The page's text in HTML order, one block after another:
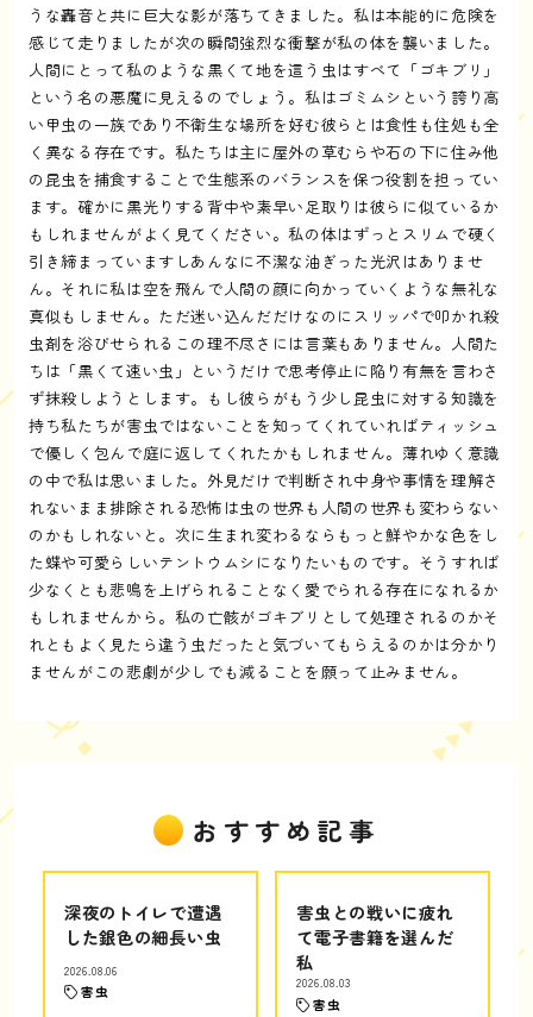
うな轟音と共に巨大な影が落ちてきました。私は本能的に危険を
感じて走りましたが次の瞬間強烈な衝撃が私の体を襲いました。
人間にとって私のような黒くて地を這う虫はすべて「ゴキブリ」
という名の悪魔に見えるのでしょう。私はゴミムシという誇り高
い甲虫の一族であり不衛生な場所を好む彼らとは食性も住処も全
く異なる存在です。私たちは主に屋外の草むらや石の下に住み他
の昆虫を捕食することで生態系のバランスを保つ役割を担ってい
ます。確かに黒光りする背中や素早い足取りは彼らに似ているか
もしれませんがよく見てください。私の体はずっとスリムで硬く
引き締まっていますしあんなに不潔な油ぎった光沢はありませ
ん。それに私は空を飛んで人間の顔に向かっていくような無礼な
真似もしません。ただ迷い込んだだけなのにスリッパで叩かれ殺
虫剤を浴びせられるこの理不尽さには言葉もありません。人間た
ちは「黒くて速い虫」というだけで思考停止に陥り有無を言わさ
ず抹殺しようとします。もし彼らがもう少し昆虫に対する知識を
持ち私たちが害虫ではないことを知ってくれていればティッシュ
で優しく包んで庭に返してくれたかもしれません。薄れゆく意識
の中で私は思いました。外見だけで判断され中身や事情を理解さ
れないまま排除される恐怖は虫の世界も人間の世界も変わらない
のかもしれないと。次に生まれ変わるならもっと鮮やかな色をし
た蝶や可愛らしいテントウムシになりたいものです。そうすれば
少なくとも悲鳴を上げられることなく愛でられる存在になれるか
もしれませんから。私の亡骸がゴキブリとして処理されるのかそ
れともよく見たら違う虫だったと気づいてもらえるのかは分かり
ませんがこの悲劇が少しでも減ることを願って止みません。
おすすめ記事
深夜のトイレで遭遇
した銀色の細長い虫
2026.08.06
害虫
害虫との戦いに疲れ
て電子書籍を選んだ
私
2026.08.03
害虫